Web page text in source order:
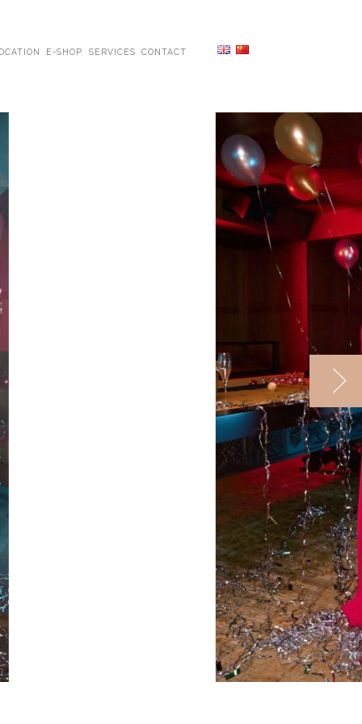
E-SHOP SERVICES CONTACT